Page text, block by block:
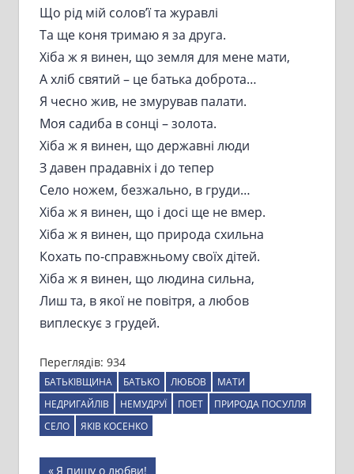
Що рід мій солов’ї та журавлі
Та ще коня тримаю я за друга.
Хіба ж я винен, що земля для мене мати,
А хліб святий – це батька доброта…
Я чесно жив, не змурував палати.
Моя садиба в сонці – золота.
Хіба ж я винен, що державні люди
З давен прадавніх і до тепер
Село ножем, безжально, в груди…
Хіба ж я винен, що і досі ще не вмер.
Хіба ж я винен, що природа схильна
Кохать по-справжньому своїх дітей.
Хіба ж я винен, що людина сильна,
Лиш та, в якої не повітря, а любов
виплескує з грудей.
Переглядів: 934
БАТЬКІВЩИНА БАТЬКО ЛЮБОВ
МАТИ
НЕДРИГАЙЛІВ
НЕМУДРУЇ ПОЕТ
ПРИРОДА ПОСУЛЛЯ
СЕЛО
ЯКІВ КОСЕНКО
Previous
Я пишу о любви!